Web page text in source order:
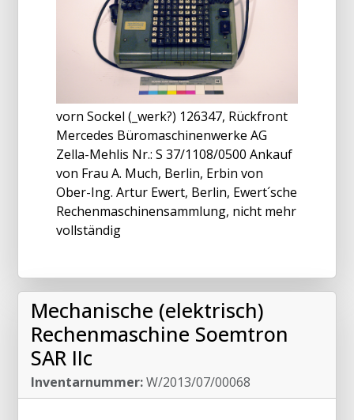
vorn Sockel (_werk?) 126347, Rückfront
Mercedes Büromaschinenwerke AG
Zella-Mehlis Nr.: S 37/1108/0500 Ankauf
von Frau A. Much, Berlin, Erbin von
Ober-Ing. Artur Ewert, Berlin, Ewert´sche
Rechenmaschinensammlung, nicht mehr
vollständig
Mechanische (elektrisch)
Rechenmaschine Soemtron
SAR IIc
Inventarnummer:W/2013/07/00068